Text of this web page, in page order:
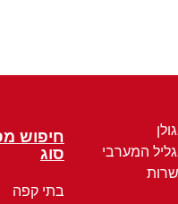
המערבי
חיפוש
סוג
בתי קפה